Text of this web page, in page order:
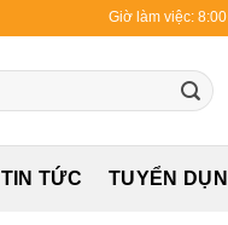
Giờ làm việc:
TIN TỨC TUYỂN